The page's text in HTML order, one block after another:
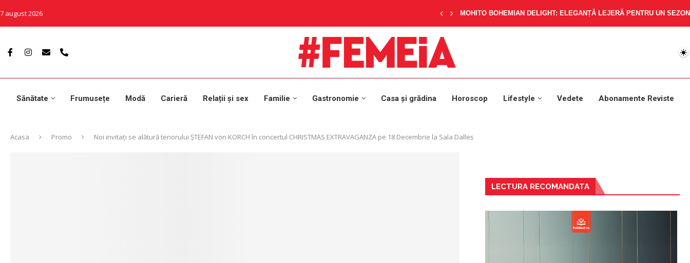
7 august 2026 MOHITO BOHEMIAN DELIGHT: ELEGANȚĂ LEJERĂ PENTRU UN
Sănătate Frumusețe Modă Carieră Relații și sex Familie Gastronomie Casa și grădina Horoscop Lifestyle Vedete Abonamente Reviste
Acasa Promo Noi invitaţi se alătură tenorului ŞTEFAN von KORCH în concertul CHRISTMAS EXTRAVAGANZA pe 18 Decembrie la Sala Dalles
LECTURA RECOMANDATA